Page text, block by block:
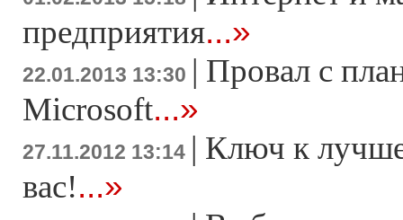
предприятия...»
22.01.2013 13:30 | Провал с
Microsoft...»
27.11.2012 13:14 | Ключ к
вас!...»